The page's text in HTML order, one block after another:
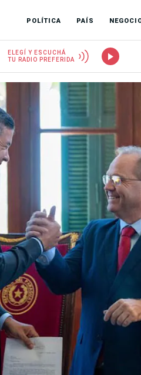
POLÍTICA PAÍS
ELEGÍ Y ESCUCHÁ
TU RADIO PREFERIDA